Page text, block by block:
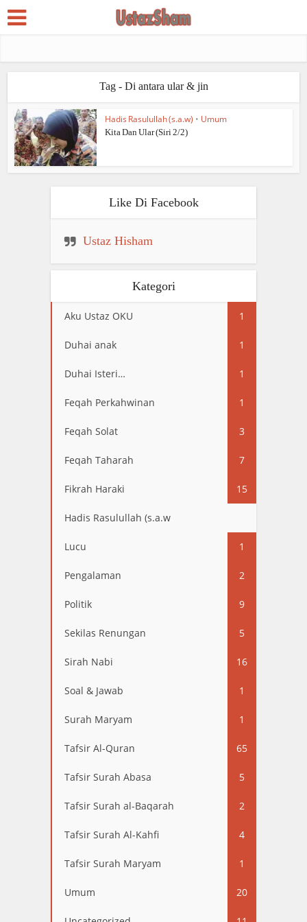
Tag - Di antara ular & jin
Hadis Rasulullah (s.a.w) • Umum
Kita Dan Ular (Siri 2/2)
Like Di Facebook
Ustaz Hisham
Kategori
Aku Ustaz OKU 1
Duhai anak 1
Duhai Isteri… 1
Feqah Perkahwinan 1
Feqah Solat 3
Feqah Taharah 7
Fikrah Haraki 15
Hadis Rasulullah (s.a.w
Lucu 1
Pengalaman 2
Politik 9
Sekilas Renungan 5
Sirah Nabi 16
Soal & Jawab 1
Surah Maryam 1
Tafsir Al-Quran 65
Tafsir Surah Abasa 5
Tafsir Surah al-Baqarah 2
Tafsir Surah Al-Kahfi 4
Tafsir Surah Maryam 1
Umum 20